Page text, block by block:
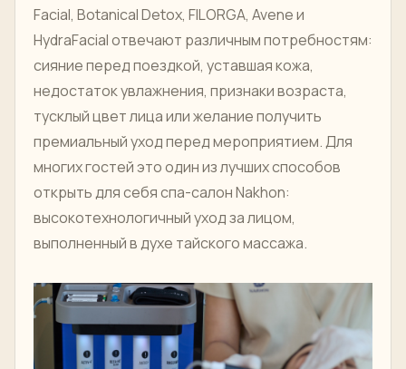
Facial, Botanical Detox, FILORGA, Avene и
HydraFacial отвечают различным потребностям:
сияние перед поездкой, уставшая кожа,
недостаток увлажнения, признаки возраста,
тусклый цвет лица или желание получить
премиальный уход перед мероприятием. Для
многих гостей это один из лучших способов
открыть для себя спа-салон Nakhon:
высокотехнологичный уход за лицом,
выполненный в духе тайского массажа.